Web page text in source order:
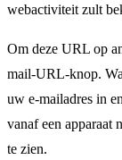
webactiviteit zult
Om deze URL op
mail-URL-knop.
uw e-mailadres in
vanaf een apparaat
te zien.